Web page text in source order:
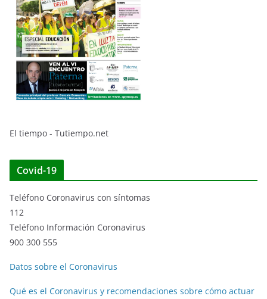
El tiempo - Tutiempo.net
Covid-19
Teléfono Coronavirus con síntomas
112
Teléfono Información Coronavirus
900 300 555
Datos sobre el Coronavirus
Qué es el Coronavirus y recomendaciones sobre cómo actuar